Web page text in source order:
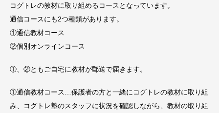
コグトレの教材に取り組めるコースとなっています。
通信コースにも2つ種類があります。
①通信教材コース
②個別オンラインコース
①、②ともご自宅に教材が郵送で届きます。
①通信教材コース…保護者の方と一緒にコグトレの教材に取り組
み、コグトレ塾のスタッフに状況を確認しながら、教材の取り組